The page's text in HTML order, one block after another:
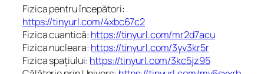
Fizica pentru începători:
https://tinyurl.com/4xbc67c2
Fizica cuantică: https://tinyurl.com/mr2d7acu
Fizica nucleara: https://tinyurl.com/3yv3kr5r
Fizica spațiului: https://tinyurl.com/3kc5jz95